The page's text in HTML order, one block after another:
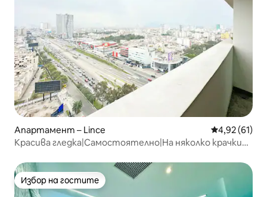
Апартамент – Lince Средна
4,92 (61)
Красива гледка|Самостоятелно|На няколко крачки
Избор на гостите
Избор на гостите